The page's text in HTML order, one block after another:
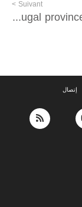
Suivant >
Travaux de construction d’une réservoir 40 M3 au village Talat N’Ouarg commune Anougal province Al Haouz
إتصال